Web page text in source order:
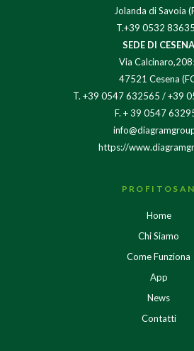
Jolanda di Savoia
T.+39 0532
SEDE DI CESENA
Via
47521 Cesena
T. +39 0547 632565 /+39
F. + 39 0547
https://
PROFITOSAN
Home
Chi Siamo
Come Funziona
App
News
Contatti